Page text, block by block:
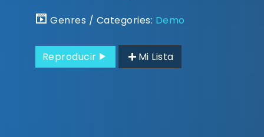
Genres / Categories: Demo
Reproducir Mi Lista